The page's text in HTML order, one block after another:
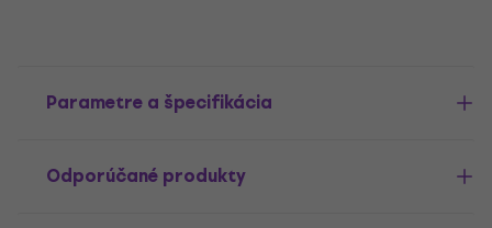
Parametre a špecifikácia
Odporúčané produkty